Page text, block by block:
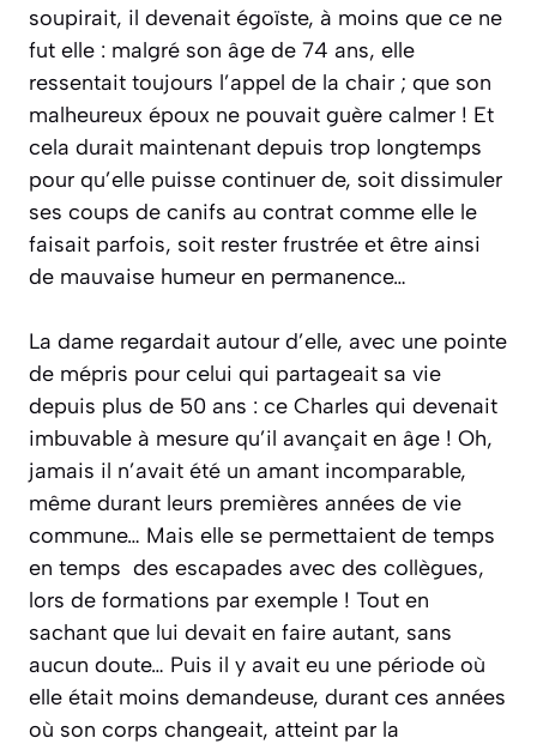
soupirait, il devenait égoïste, à moins que ce ne
fut elle : malgré son âge de 74 ans, elle
ressentait toujours l’appel de la chair ; que son
malheureux époux ne pouvait guère calmer ! Et
cela durait maintenant depuis trop longtemps
pour qu’elle puisse continuer de, soit dissimuler
ses coups de canifs au contrat comme elle le
faisait parfois, soit rester frustrée et être ainsi
de mauvaise humeur en permanence…
La dame regardait autour d’elle, avec une pointe
de mépris pour celui qui partageait sa vie
depuis plus de 50 ans : ce Charles qui devenait
imbuvable à mesure qu’il avançait en âge ! Oh,
jamais il n’avait été un amant incomparable,
même durant leurs premières années de vie
commune… Mais elle se permettaient de temps
en temps des escapades avec des collègues,
lors de formations par exemple ! Tout en
sachant que lui devait en faire autant, sans
aucun doute… Puis il y avait eu une période où
elle était moins demandeuse, durant ces années
où son corps changeait, atteint par la